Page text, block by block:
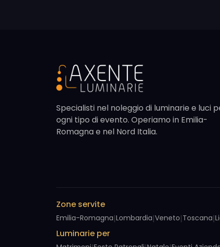
Specialisti nel noleggio di luminarie e luci
ogni tipo di evento. Operiamo in Emilia-
Romagna e nel Nord Italia.
Zone servite
Emilia-Romagna|Lombardia|Veneto|Toscana|
Luminarie per